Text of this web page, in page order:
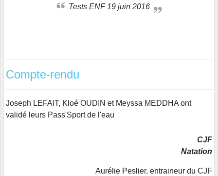
Tests ENF 19 juin 2016
Compte-rendu
Joseph LEFAIT, Kloé OUDIN et Meyssa MEDDHA ont
validé leurs Pass'Sport de l'eau
CJF
Natation
Aurélie Peslier, entraineur du CJF